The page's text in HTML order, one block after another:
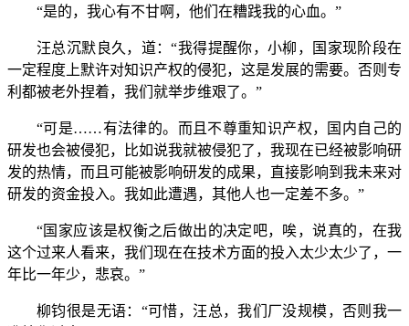
“是的，我心有不甘啊，他们在糟践我的心血。”
汪总沉默良久，道：“我得提醒你，小柳，国家现阶段在
一定程度上默许对知识产权的侵犯，这是发展的需要。否则专
利都被老外捏着，我们就举步维艰了。”
“可是……有法律的。而且不尊重知识产权，国内自己的
研发也会被侵犯，比如说我就被侵犯了，我现在已经被影响研
发的热情，而且可能被影响研发的成果，直接影响到我未来对
研发的资金投入。我如此遭遇，其他人也一定差不多。”
“国家应该是权衡之后做出的决定吧，唉，说真的，在我
这个过来人看来，我们现在在技术方面的投入太少太少了，一
年比一年少，悲哀。”
柳钧很是无语：“可惜，汪总，我们厂没规模，否则我一